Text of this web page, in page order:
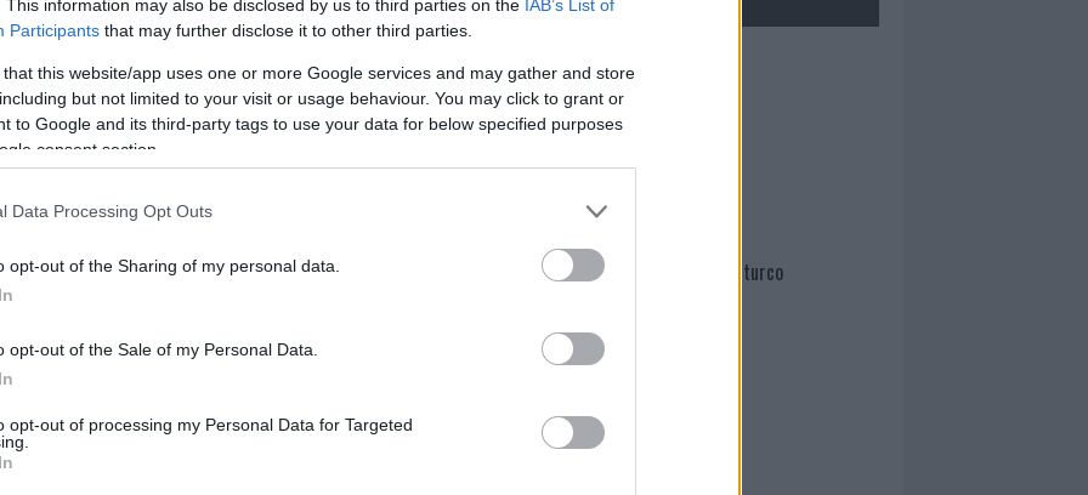
This information may also be disclosed by us to third parties on the IAB’s List of
Participants that may further disclose it to other third parties.
that this website/app uses one or more Google services and may gather and store
but not limited to your visit or usage behaviour. You may click to grant or
to Google and its third-party tags to use your data for below specified purposes
consent section.
Data Processing Opt Outs
opt-out of the Sharing of my personal data.
opt-out of the Sale of my Personal Data.
opt-out of processing my Personal Data for Targeted
degli organici delle forze dell’ordine,
e informazione rivolte ai giovani e alle loro
ancora il leghista
al consumo di sostanze. Ciò che
Il consumo abituale altera
può generare comportamenti pericolosi per
sul sistema punitivoattualmente in
stupefacenti, affinché sia effettivamente
rispetto al grave fenomeno. Sarò categorico:
alla giustizia senza più tollerare
e proteggere le comunità è un dovere che
rimandare. Serve una risposta chiara,
di tutte le istituzioni di ogni grado”.
Mario Malu
Paolo Pinna
Martina Agostina Diturco